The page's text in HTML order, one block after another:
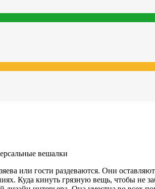
или гости раздеваются. Они
Куда кинуть грязную вещь, чтобы не